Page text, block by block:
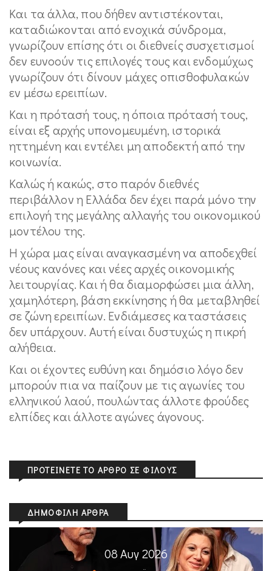
Και τα άλλα, που δήθεν αντιστέκονται,
καταδιώκονται από ενοχικά σύνδρομα,
γνωρίζουν επίσης ότι οι διεθνείς συσχετισμοί
δεν ευνοούν τις επιλογές τους και ενδομύχως
γνωρίζουν ότι δίνουν μάχες οπισθοφυλακών
εν μέσω ερειπίων.
Και η πρότασή τους, η όποια πρότασή τους,
είναι εξ αρχής υπονομευμένη, ιστορικά
ηττημένη και εντέλει μη αποδεκτή από την
κοινωνία.
Καλώς ή κακώς, στο παρόν διεθνές
περιβάλλον η Ελλάδα δεν έχει παρά μόνο την
επιλογή της μεγάλης αλλαγής του οικονομικού
μοντέλου της.
Η χώρα μας είναι αναγκασμένη να αποδεχθεί
νέους κανόνες και νέες αρχές οικονομικής
λειτουργίας. Και ή θα διαμορφώσει μια άλλη,
χαμηλότερη, βάση εκκίνησης ή θα μεταβληθεί
σε ζώνη ερειπίων. Ενδιάμεσες καταστάσεις
δεν υπάρχουν. Αυτή είναι δυστυχώς η πικρή
αλήθεια.
Και οι έχοντες ευθύνη και δημόσιο λόγο δεν
μπορούν πια να παίζουν με τις αγωνίες του
ελληνικού λαού, πουλώντας άλλοτε φρούδες
ελπίδες και άλλοτε αγώνες άγονους.
ΠΡΟΤΕΊΝΕΤΕ ΤΟ ΆΡΘΡΟ ΣΕ ΦΊΛΟΥΣ
ΔΗΜΟΦΙΛΉ ΆΡΘΡΑ
08 Αυγ 2026